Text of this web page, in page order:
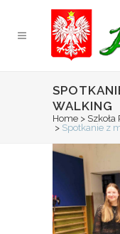
WALKING
Home >
> Spotkanie z